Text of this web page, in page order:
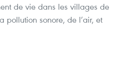
de vie dans les villages de
pollution sonore, de l’air, et